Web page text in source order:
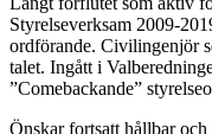
Styrelseverksam 2009-
ordförande. Civilingenjör
talet. Ingått i
”Comebackande”
Önskar fortsatt hållbar